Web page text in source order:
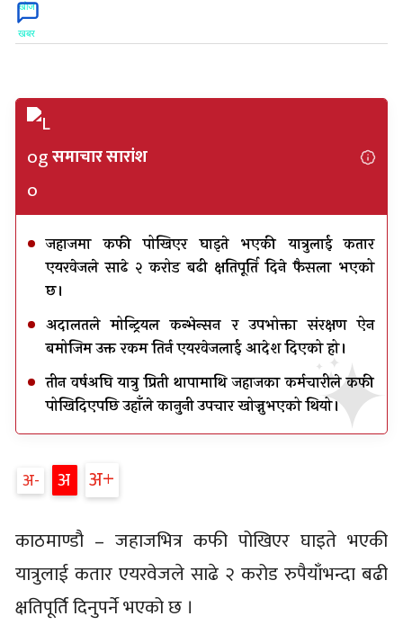
समाचार सारांश
जहाजमा कफी पोखिएर घाइते भएकी यात्रुलाई कतार
एयरवेजले साढे २ करोड बढी क्षतिपूर्ति दिने फैसला भएको
छ।
अदालतले मोन्ट्रियल कन्भेन्सन र उपभोक्ता संरक्षण ऐन
बमोजिम उक्त रकम तिर्न एयरवेजलाई आदेश दिएको हो।
तीन वर्षअघि यात्रु प्रिती थापामाथि जहाजका कर्मचारीले कफी
पोखिदिएपछि उहाँले कानुनी उपचार खोज्नुभएको थियो।
अ अ अ
काठमाण्डौ – जहाजभित्र कफी पोखिएर घाइते भएकी
यात्रुलाई कतार एयरवेजले साढे २ करोड रुपैयाँभन्दा बढी
क्षतिपूर्ति दिनुपर्ने भएको छ ।